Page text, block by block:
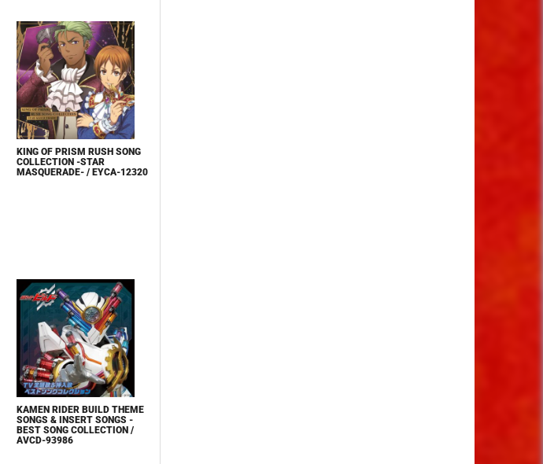
KING OF PRISM RUSH SONG
COLLECTION -STAR
MASQUERADE- / EYCA-12320
KAMEN RIDER BUILD THEME
SONGS & INSERT SONGS -
BEST SONG COLLECTION /
AVCD-93986